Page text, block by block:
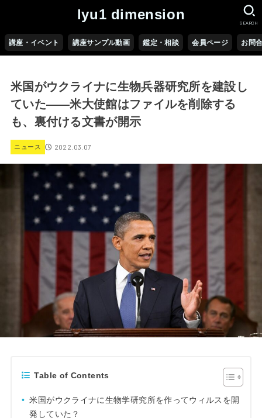
lyu1 dimension
講座・イベント 講座サンプル動画 鑑定・相談 会員ページ お問
SEARCH
米国がウクライナに生物兵器研究所を建設し
ていた――米大使館はファイルを削除する
も、裏付ける文書が開示
ニュース 2022.03.07
Table of Contents
米国がウクライナに生物学研究所を作ってウィルスを開
発していた？